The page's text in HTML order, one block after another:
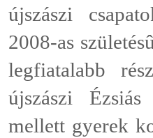
újszászi
2008-as
legfiatalabb
újszászi
mellett gyerek